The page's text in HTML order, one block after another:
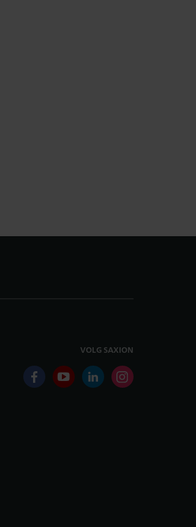
VOLG SAXION
facebookyoutubelinkedininstagram